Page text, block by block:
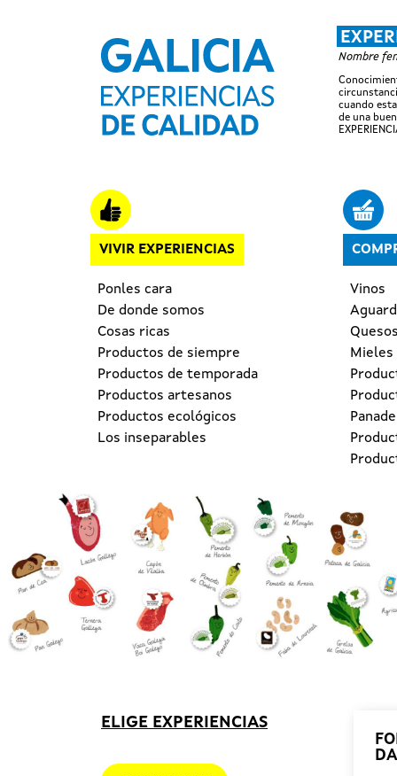
Nombre
cuando
de una
VIVIR EXPERIENCIAS
Ponles cara
De donde somos
Cosas ricas
Productos de siempre
Productos de temporada
Productos artesanos
Productos ecológicos
Los inseparables
Vinos
Mieles
ELIGE EXPERIENCIAS